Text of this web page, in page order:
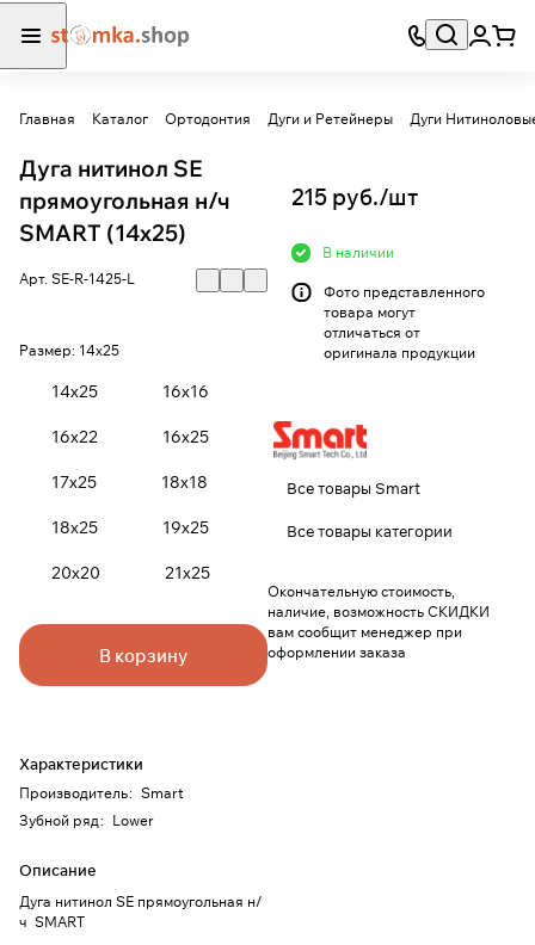
Главная Каталог Ортодонтия Дуги и Ретейнеры Дуги
Дуга нитинол SE
прямоугольная н/ч
SMART (14х25)
Арт. SE-R-1425-L
Размер: 14х25
14х25 16х16
16х22 16х25
17х25 18х18
18х25 19х25
20х20 21х25
В корзину
Характеристики
Производитель: Smart
Зубной ряд: Lower
Описание
Дуга нитинол SE прямоугольная н/
ч SMART
215 руб./шт
В наличии
Фото представленного
товара могут
отличаться от
оригинала продукции
Все товары Smart
Все товары категории
Окончательную стоимость,
наличие, возможность СКИДКИ
вам сообщит менеджер при
оформлении заказа